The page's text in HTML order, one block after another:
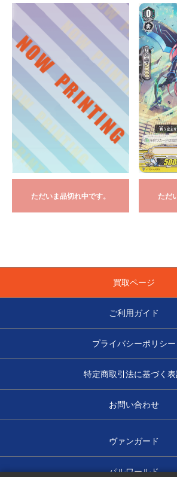
ただいま品切れ中です。 ただ
買取ページ
ご利用ガイド
プライバシーポリシー
特定商取引法に基づく
お問い合わせ
ヴァンガード
パルワールド